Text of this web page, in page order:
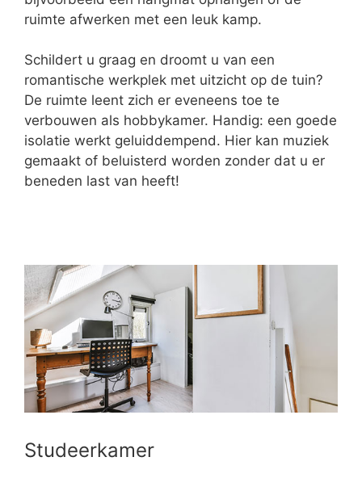
ruimte afwerken met een leuk kamp.
Schildert u graag en droomt u van een
romantische werkplek met uitzicht op de tuin?
De ruimte leent zich er eveneens toe te
verbouwen als hobbykamer. Handig: een goede
isolatie werkt geluiddempend. Hier kan muziek
gemaakt of beluisterd worden zonder dat u er
beneden last van heeft!
Studeerkamer